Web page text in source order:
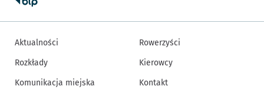
Aktualności
Rozkłady
Komunikacja miejska
Rowerzyści
Kierowcy
Kontakt